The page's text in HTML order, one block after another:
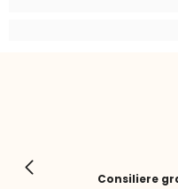
Consiliere